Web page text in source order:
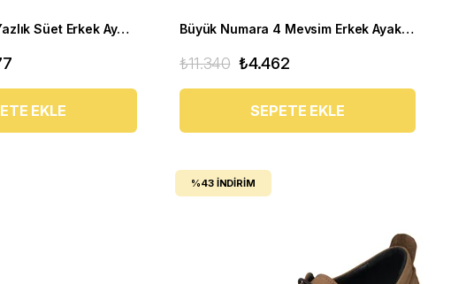
Büyük Numara Yazlık Süet Erkek Ayakkabısı - Utkan001 Kahve Süet
EKLE
Büyük Numara 4 Mevsim Erkek Ayakkabısı - Utkan02 Siyah Deri
₺4.462
₺11.340
SEPETE EKLE
%43 İNDIRIM